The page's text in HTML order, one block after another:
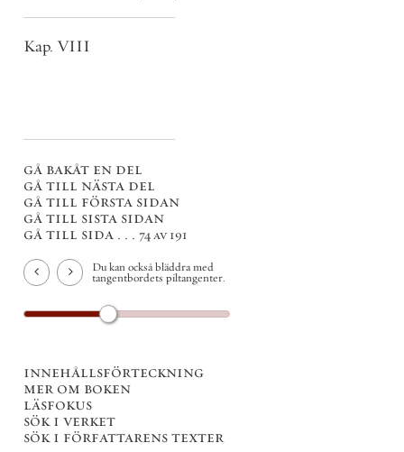
Kap. VIII
gå bakåt en del
gå till nästa del
gå till första sidan
gå till sista sidan
gå till sida . . . 74 av 191
Du kan också bläddra med
tangentbordets piltangenter.
innehållsförteckning
mer om boken
läsfokus
sök i verket
sök i författarens texter